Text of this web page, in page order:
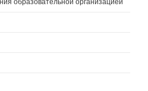
образовательной организацией